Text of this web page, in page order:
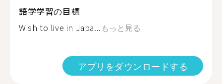
語学学習の目標
Wish to live in Japa... もっと見る
アプリをダウンロードする